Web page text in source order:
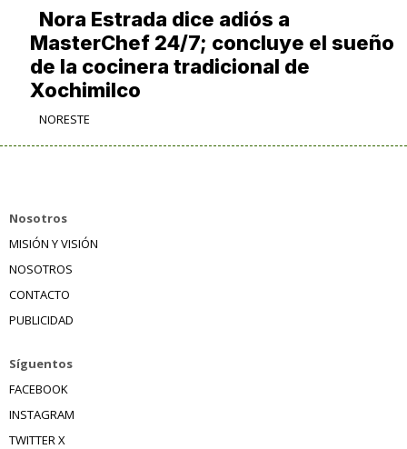
Nora Estrada dice adiós a
MasterChef 24/7; concluye el sueño
de la cocinera tradicional de
Xochimilco
NORESTE
Nosotros
MISIÓN Y VISIÓN
NOSOTROS
CONTACTO
PUBLICIDAD
Síguentos
FACEBOOK
INSTAGRAM
TWITTER X